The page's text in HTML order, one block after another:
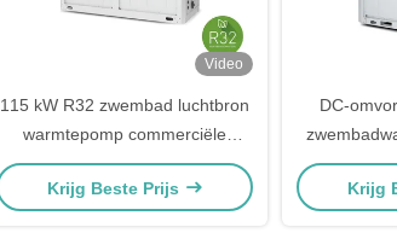
Video
115 kW R32 zwembad luchtbron
warmtepomp commerciële
Wotech metalen behuizing voor
hotels
Krijg Beste Prijs
DC-
Krijg